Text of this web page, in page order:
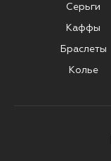
Серьги
Каффы
Браслеты
Колье